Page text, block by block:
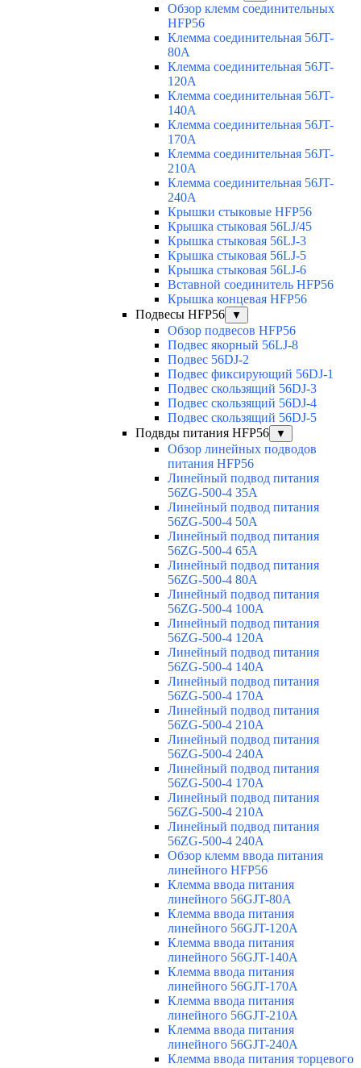
Обзор клемм соединительных
HFP56
Клемма соединительная 56JT-
80A
Клемма соединительная 56JT-
120A
Клемма соединительная 56JT-
140A
Клемма соединительная 56JT-
170A
Клемма соединительная 56JT-
210A
Клемма соединительная 56JT-
240A
Крышки стыковые HFP56
Крышка стыковая 56LJ/45
Крышка стыковая 56LJ-3
Крышка стыковая 56LJ-5
Крышка стыковая 56LJ-6
Вставной соединитель HFP56
Крышка концевая HFP56
Подвесы HFP56
▼
Обзор подвесов HFP56
Подвес якорный 56LJ-8
Подвес 56DJ-2
Подвес фиксирующий 56DJ-1
Подвес скользящий 56DJ-3
Подвес скользящий 56DJ-4
Подвес скользящий 56DJ-5
Подвды питания HFP56
▼
Обзор линейных подводов
питания HFP56
Линейный подвод питания
56ZG-500-4 35A
Линейный подвод питания
56ZG-500-4 50A
Линейный подвод питания
56ZG-500-4 65A
Линейный подвод питания
56ZG-500-4 80A
Линейный подвод питания
56ZG-500-4 100A
Линейный подвод питания
56ZG-500-4 120A
Линейный подвод питания
56ZG-500-4 140A
Линейный подвод питания
56ZG-500-4 170A
Линейный подвод питания
56ZG-500-4 210A
Линейный подвод питания
56ZG-500-4 240A
Линейный подвод питания
56ZG-500-4 170A
Линейный подвод питания
56ZG-500-4 210A
Линейный подвод питания
56ZG-500-4 240A
Обзор клемм ввода питания
линейного HFP56
Клемма ввода питания
линейного 56GJT-80A
Клемма ввода питания
линейного 56GJT-120A
Клемма ввода питания
линейного 56GJT-140A
Клемма ввода питания
линейного 56GJT-170A
Клемма ввода питания
линейного 56GJT-210A
Клемма ввода питания
линейного 56GJT-240A
Клемма ввода питания торцевого